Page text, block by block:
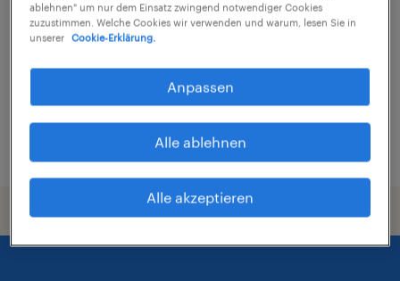
Dobersdorf, Schleswig-Holstein
Festanstellung
€2.800 - €3.500 pro Monat
Wirtschaft und Administration
ablehnen" um nur dem Einsatz zwingend notwendiger Cookies
zuzustimmen. Welche Cookies wir verwenden und warum, lesen Sie in
unserer
Cookie-Erklärung.
Anpassen
Alle ablehnen
Alle akzeptieren